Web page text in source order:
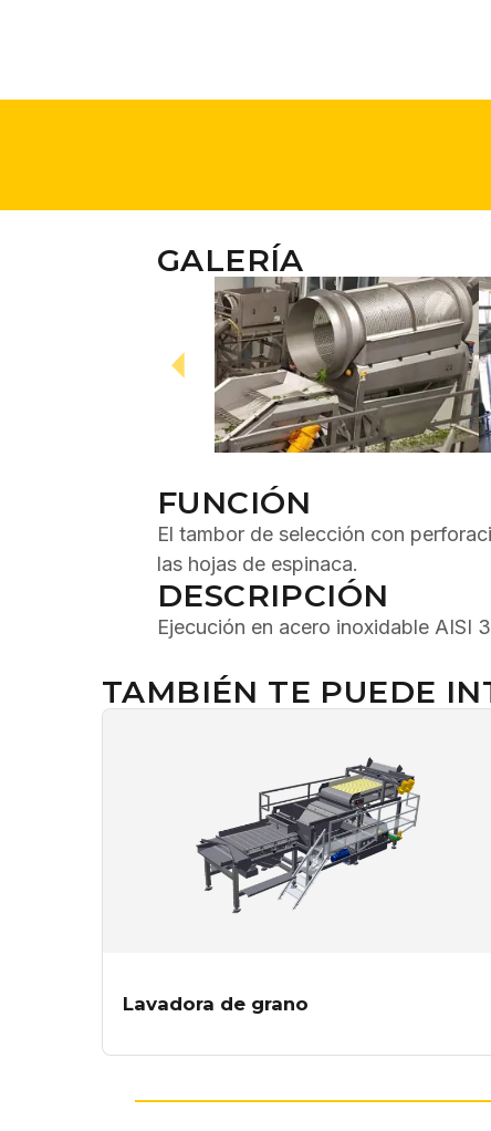
GALERÍA
FUNCIÓN
El tambor de selección con
las hojas de espinaca.
DESCRIPCIÓN
Ejecución en acero inoxidable AISI
TAMBIÉN TE PUEDE
Lavadora de grano